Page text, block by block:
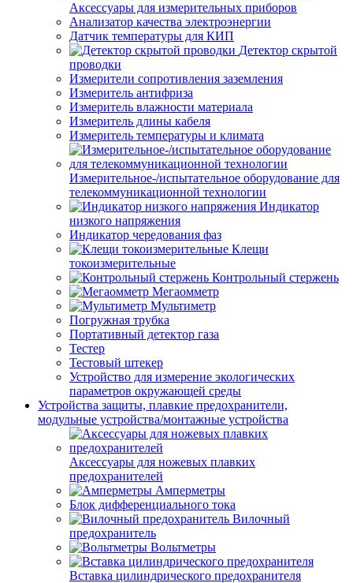
Аксессуары для измерительных приборов
Анализатор качества электроэнергии
Датчик температуры для КИП
Детектор скрытой
проводки
Измерители сопротивления заземления
Измеритель антифриза
Измеритель влажности материала
Измеритель длины кабеля
Измеритель температуры и климата
Измерительное-/испытательное оборудование для
телекоммуникационной технологии
Индикатор
низкого напряжения
Индикатор чередования фаз
Клещи
токоизмерительные
Контрольный стержень
Мегаомметр
Мультиметр
Погружная трубка
Портативный детектор газа
Тестер
Тестовый штекер
Устройство для измерение экологических
параметров окружающей среды
Устройства защиты, плавкие предохранители,
модульные устройства/монтажные устройства
Аксессуары для ножевых плавких
предохранителей
Амперметры
Блок дифференциального тока
Вилочный
предохранитель
Вольтметры
Вставка цилиндрического предохранителя